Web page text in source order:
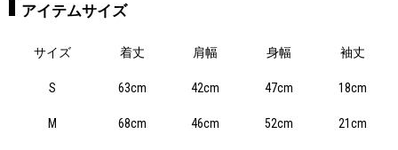
アイテムサイズ
サイズ 着丈 肩幅 身幅 袖丈
S 63cm 42cm 47cm 18cm
M 68cm 46cm 52cm 21cm